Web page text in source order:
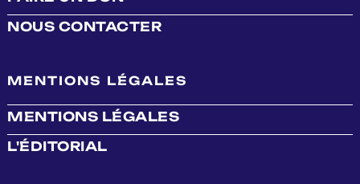
NOUS CONTACTER
MENTIONS LÉGALES
MENTIONS LÉGALES
L'ÉDITORIAL